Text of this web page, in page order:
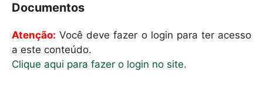
Documentos
Atenção: Você deve fazer o login para ter acesso
a este conteúdo.
Clique aqui para fazer o login no site.